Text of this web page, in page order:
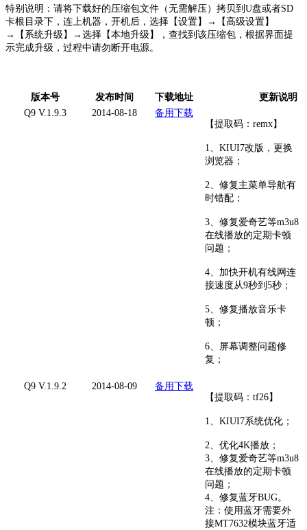
特别说明：请将下载好的压缩包文件（无需解压）拷贝到U盘或者SD
卡根目录下，连上机器，开机后，选择【设置】→【高级设置】
→【系统升级】→选择【本地升级】，查找到该压缩包，根据界面提
示完成升级，过程中请勿断开电源。
版本号 发布时间 下载地址
更新说明
Q9 V.1.9.3
2014-08-18
备用下载
【提取码：remx】
1、KIUI7改版，更换
浏览器；
2、修复主菜单导航有
时错配；
3、修复爱奇艺等m3u8
在线播放的定期卡顿
问题；
4、加快开机有线网连
接速度从9秒到5秒；
5、修复播放音乐卡
顿；
6、屏幕调整问题修
复；
Q9 V.1.9.2 2014-08-09
备用下载
【提取码：tf26】
1、KIUI7系统优化；
2、优化4K播放；
3、修复爱奇艺等m3u8
在线播放的定期卡顿
问题；
4、修复蓝牙BUG。
注：使用蓝牙需要外
接MT7632模块蓝牙适